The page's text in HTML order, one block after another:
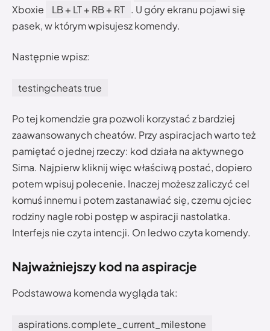
Xboxie
LB + LT + RB + RT . U góry ekranu pojawi się
pasek, w którym wpisujesz komendy.
Następnie wpisz:
testingcheats true
Po tej komendzie gra pozwoli korzystać z bardziej
zaawansowanych cheatów. Przy aspiracjach warto też
pamiętać o jednej rzeczy: kod działa na aktywnego
Sima. Najpierw kliknij więc właściwą postać, dopiero
potem wpisuj polecenie. Inaczej możesz zaliczyć cel
komuś innemu i potem zastanawiać się, czemu ojciec
rodziny nagle robi postęp w aspiracji nastolatka.
Interfejs nie czyta intencji. On ledwo czyta komendy.
Najważniejszy kod na aspiracje
Podstawowa komenda wygląda tak:
aspirations.complete_current_milestone